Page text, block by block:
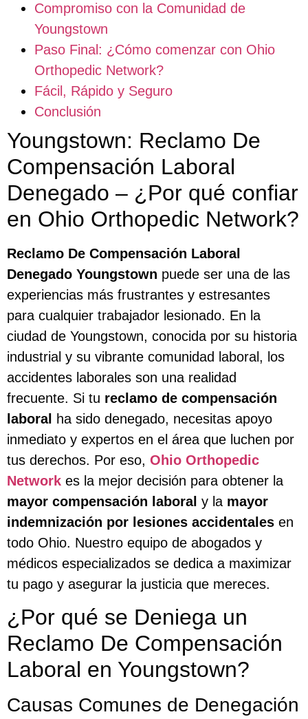
Compromiso con la Comunidad de
Youngstown
Paso Final: ¿Cómo comenzar con Ohio
Orthopedic Network?
Fácil, Rápido y Seguro
Conclusión
Youngstown: Reclamo De
Compensación Laboral
Denegado – ¿Por qué confiar
en Ohio Orthopedic Network?
Reclamo De Compensación Laboral
Denegado Youngstown puede ser una de las
experiencias más frustrantes y estresantes
para cualquier trabajador lesionado. En la
ciudad de Youngstown, conocida por su historia
industrial y su vibrante comunidad laboral, los
accidentes laborales son una realidad
frecuente. Si tu reclamo de compensación
laboral ha sido denegado, necesitas apoyo
inmediato y expertos en el área que luchen por
tus derechos. Por eso, Ohio Orthopedic
Network es la mejor decisión para obtener la
mayor compensación laboral y la mayor
indemnización por lesiones accidentales en
todo Ohio. Nuestro equipo de abogados y
médicos especializados se dedica a maximizar
tu pago y asegurar la justicia que mereces.
¿Por qué se Deniega un
Reclamo De Compensación
Laboral en Youngstown?
Causas Comunes de Denegación